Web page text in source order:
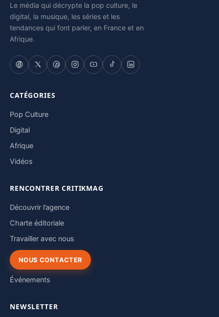
Le média qui décrypte la pop culture, le
digital, la musique, les séries et les
tendances qui font parler, en France et en
Afrique.
CATÉGORIES
Pop Culture
Digital
Afrique
Vidéos
RENCONTRER CRITIKMAG
Découvrir l’agence
Charte éditoriale
Travailler avec nous
NOUS CONTACTER
Événements
NEWSLETTER